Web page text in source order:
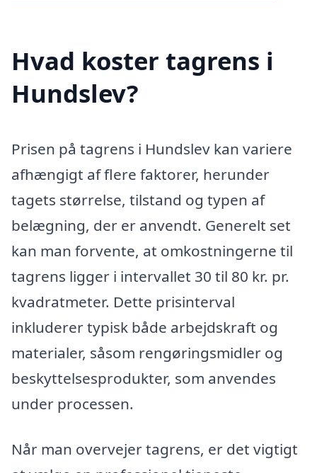
Hvad koster tagrens i
Hundslev?
Prisen på tagrens i Hundslev kan variere
afhængigt af flere faktorer, herunder
tagets størrelse, tilstand og typen af
belægning, der er anvendt. Generelt set
kan man forvente, at omkostningerne til
tagrens ligger i intervallet 30 til 80 kr. pr.
kvadratmeter. Dette prisinterval
inkluderer typisk både arbejdskraft og
materialer, såsom rengøringsmidler og
beskyttelsesprodukter, som anvendes
under processen.
Når man overvejer tagrens, er det vigtigt